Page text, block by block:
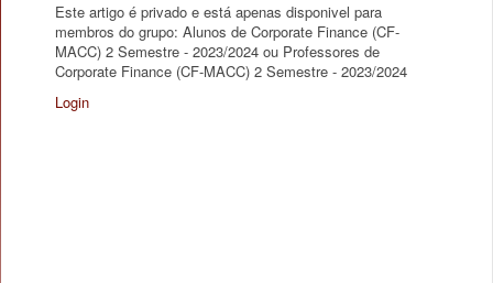
Este artigo é privado e está apenas disponivel para
membros do grupo: Alunos de Corporate Finance (CF-
MACC) 2 Semestre - 2023/2024 ou Professores de
Corporate Finance (CF-MACC) 2 Semestre - 2023/2024
Login